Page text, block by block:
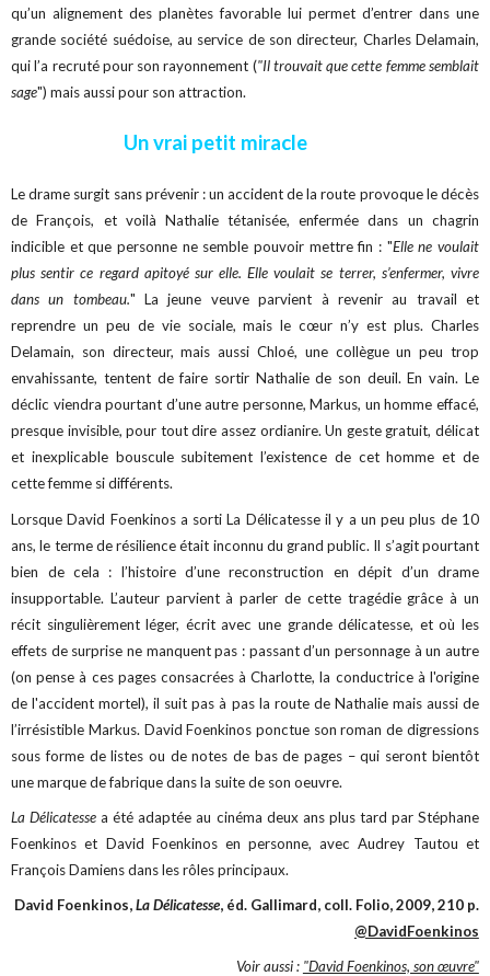
qu’un alignement des planètes favorable lui permet d’entrer dans une
grande société suédoise, au service de son directeur, Charles Delamain,
qui l’a recruté pour son rayonnement ("Il trouvait que cette femme semblait
sage") mais aussi pour son attraction.
Un vrai petit miracle
Le drame surgit sans prévenir : un accident de la route provoque le décès
de François, et voilà Nathalie tétanisée, enfermée dans un chagrin
indicible et que personne ne semble pouvoir mettre fin : "Elle ne voulait
plus sentir ce regard apitoyé sur elle. Elle voulait se terrer, s’enfermer, vivre
dans un tombeau." La jeune veuve parvient à revenir au travail et
reprendre un peu de vie sociale, mais le cœur n’y est plus. Charles
Delamain, son directeur, mais aussi Chloé, une collègue un peu trop
envahissante, tentent de faire sortir Nathalie de son deuil. En vain. Le
déclic viendra pourtant d’une autre personne, Markus, un homme effacé,
presque invisible, pour tout dire assez ordianire. Un geste gratuit, délicat
et inexplicable bouscule subitement l’existence de cet homme et de
cette femme si différents.
Lorsque David Foenkinos a sorti La Délicatesse il y a un peu plus de 10
ans, le terme de résilience était inconnu du grand public. Il s’agit pourtant
bien de cela : l’histoire d’une reconstruction en dépit d’un drame
insupportable. L’auteur parvient à parler de cette tragédie grâce à un
récit singulièrement léger, écrit avec une grande délicatesse, et où les
effets de surprise ne manquent pas : passant d’un personnage à un autre
(on pense à ces pages consacrées à Charlotte, la conductrice à l'origine
de l'accident mortel), il suit pas à pas la route de Nathalie mais aussi de
l’irrésistible Markus. David Foenkinos ponctue son roman de digressions
sous forme de listes ou de notes de bas de pages – qui seront bientôt
une marque de fabrique dans la suite de son oeuvre.
La Délicatesse a été adaptée au cinéma deux ans plus tard par Stéphane
Foenkinos et David Foenkinos en personne, avec Audrey Tautou et
François Damiens dans les rôles principaux.
David Foenkinos,La Délicatesse, éd. Gallimard, coll. Folio, 2009, 210 p.
@DavidFoenkinos
Voir aussi : "David Foenkinos, son œuvre"